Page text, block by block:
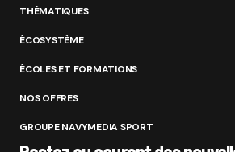
THÉMATIQUES
ÉCOSYSTÈME
ÉCOLES ET FORMATIONS
NOS OFFRES
GROUPE NAVYMEDIA SPORT